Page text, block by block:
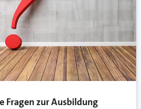
Fragen zur Ausbildung